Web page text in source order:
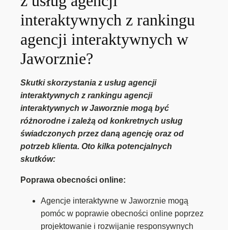
interaktywnych z rankingu
agencji interaktywnych w
Jaworznie?
Skutki skorzystania z usług agencji
interaktywnych z rankingu agencji
interaktywnych w Jaworznie mogą być
różnorodne i zależą od konkretnych usług
świadczonych przez daną agencję oraz od
potrzeb klienta. Oto kilka potencjalnych
skutków:
Poprawa obecności online:
Agencje interaktywne w Jaworznie mogą
pomóc w poprawie obecności online poprzez
projektowanie i rozwijanie responsywnych